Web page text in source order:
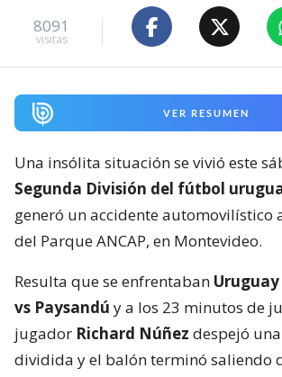
8091
visitas
VER RESUMEN
Una insólita situación se vivió este
Segunda División del fútbol
generó un accidente automovilístico
del Parque ANCAP, en Montevideo.
Resulta que se enfrentaban
vs Paysandú y a los 23 minutos de
jugador Richard Núñez despejó
dividida y el balón terminó saliendo